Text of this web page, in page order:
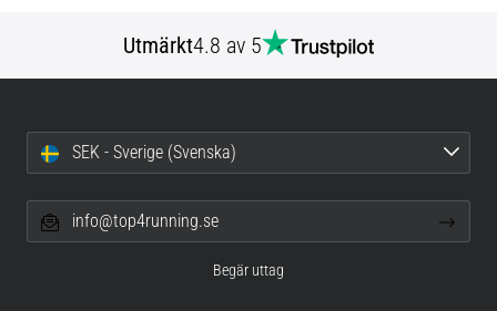
Utmärkt4.8 av 5
SEK - Sverige (Svenska)
info@top4running.se
Begär uttag